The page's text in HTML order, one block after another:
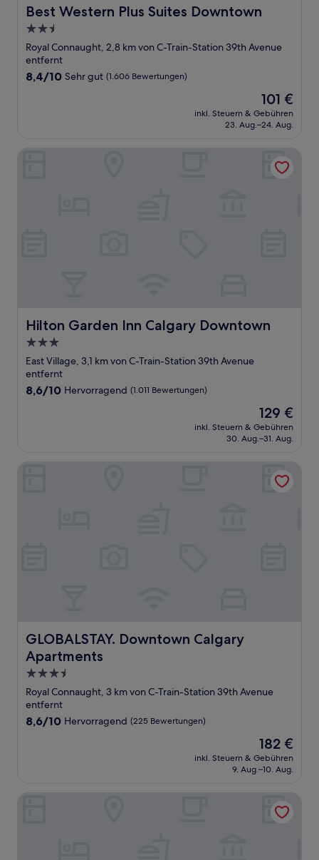
Best Western Plus Suites Downtown
Best Western Plus Suites Downtown
2.5-
Sterne-
Unterkunft
Royal Connaught, 2,8 km von C-Train-Station 39th Avenue
entfernt
8.4
Bewertungen)
8,4/10 Sehr gut (1.606 Bewertungen)
Der
Preis
beträgt
101 €
inkl. Steuern & Gebühren
23. Aug.–24. Aug.
Hilton Garden Inn Calgary Downtown
Hilton Garden Inn Calgary Downtown
3.0-
Sterne-
Unterkunft
East Village, 3,1 km von C-Train-Station 39th Avenue
entfernt
8.6
8,6/10 Hervorragend (1.011 Bewertungen)
Der
Preis
beträgt
129 €
inkl. Steuern & Gebühren
30. Aug.–31. Aug.
GLOBALSTAY. Downtown Calgary
Apartments
GLOBALSTAY. Downtown Calgary Apartments
3.5-
Sterne-
Unterkunft
Royal Connaught, 3 km von C-Train-Station 39th Avenue
entfernt
8.6
8,6/10 Hervorragend (225 Bewertungen)
Der
Preis
beträgt
182 €
inkl. Steuern & Gebühren
9. Aug.–10. Aug.